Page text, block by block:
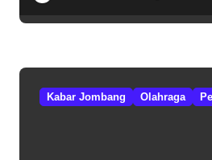
Kabar Jombang Olahraga